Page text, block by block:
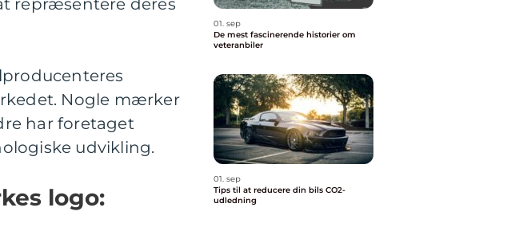
Nogle mærker
har foretaget
udvikling.
logo:
01. sep
De mest fascinerende historier om
veteranbiler
01. sep
Tips til at reducere din bils CO2-
udledning